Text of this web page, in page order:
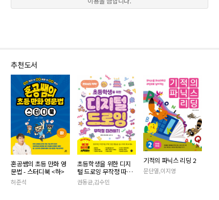
추천도서
혼공쌤의 초등 만화 영
문법 - 스터디북 <하>
허준석
초등학생을 위한 디지
털 드로잉 무작정 따라
하기
권동균,김수민
기적의 파닉스 리딩 2
문단열,이지영